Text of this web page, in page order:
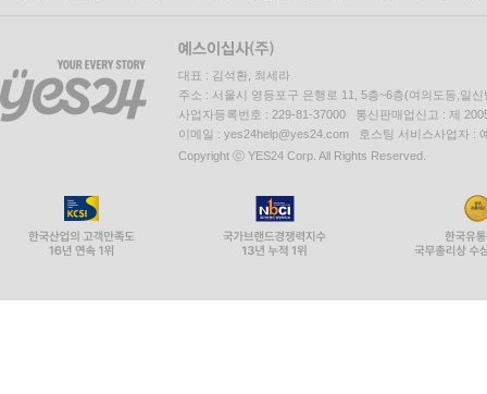
대표 : 김석환, 최세라
주소 : 서울시 영등포구 은행로 11, 5층~6층(여의도동,일신
사업자등록번호 : 229-81-37000 통신판매업신고 : 제
이메일 : yes24help@yes24.com 호스팅 서비스사업자 :
Copyright ⓒ YES24 Corp. All Rights Reserved.